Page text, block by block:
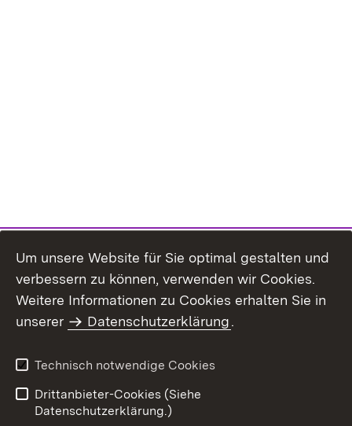
Themenübersicht
Um unsere Website für Sie optimal gestalten und
verbessern zu können, verwenden wir Cookies.
Weitere Informationen zu Cookies erhalten Sie in
unserer
Datenschutzerklärung.
Technisch notwendige Cookies
Drittanbieter-Cookies (Siehe
Datenschutzerklärung.)